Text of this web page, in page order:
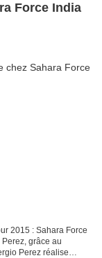
Force India
2015 : Sahara Force
grâce au
Perez réalise